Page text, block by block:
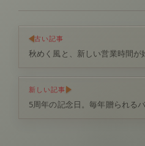
古い記事
秋めく風と、新しい営業時間が
新しい記事